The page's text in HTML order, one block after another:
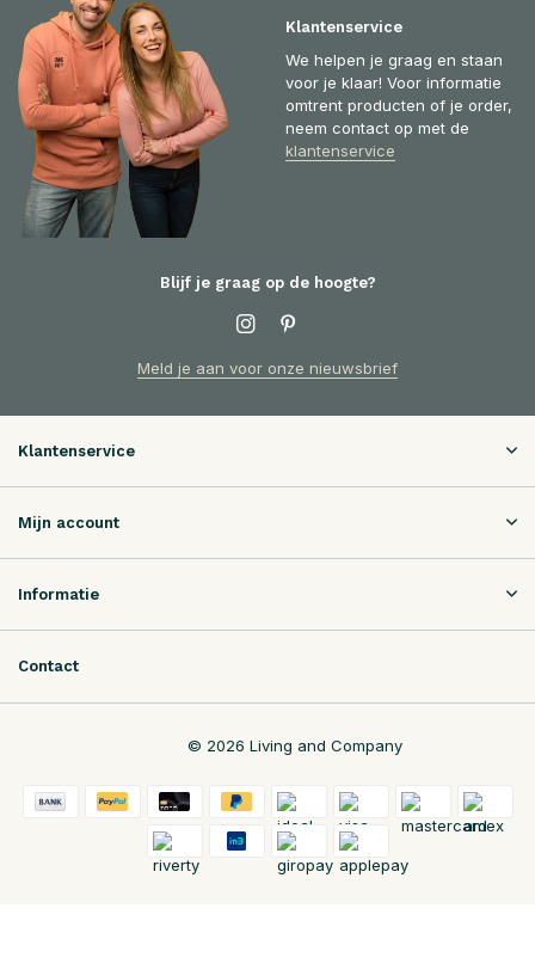
Klantenservice
We helpen je graag en staan
voor je klaar! Voor informatie
omtrent producten of je order,
neem contact op met de
klantenservice
Blijf je graag op de hoogte?
Meld je aan voor onze nieuwsbrief
Klantenservice
Mijn account
Informatie
Contact
© 2026 Living and Company